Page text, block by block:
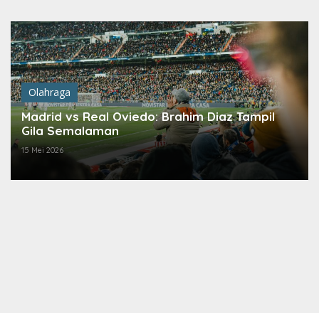
konten
Olahraga
Madrid vs Real Oviedo: Brahim Diaz Tampil
Gila Semalaman
15 Mei 2026